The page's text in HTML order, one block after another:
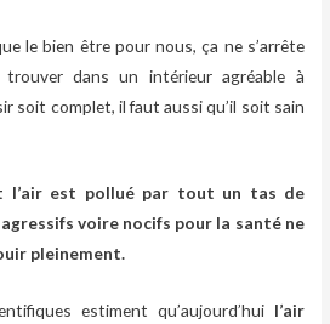
le bien être pour nous, ça ne s’arrête
dans un intérieur agréable à
soit complet, il faut aussi qu’il soit sain
l’air est pollué par tout un tas de
voire nocifs pour la santé ne
pleinement.
estiment qu’aujourd’hui l’air